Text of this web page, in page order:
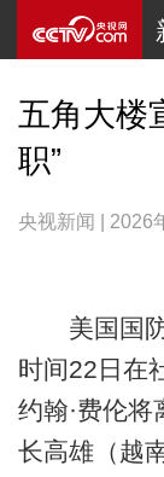
五角大楼
职”
央视新闻 | 2026
美国国防
时间22日在
约翰·费伦将
长高雄（越